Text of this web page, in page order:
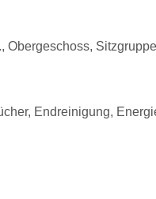
Obergeschoss,
Endreinigung,